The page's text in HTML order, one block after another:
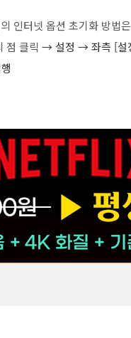
인터넷 옵션 초기화 방법
점 클릭 → 설정 →좌측 [설